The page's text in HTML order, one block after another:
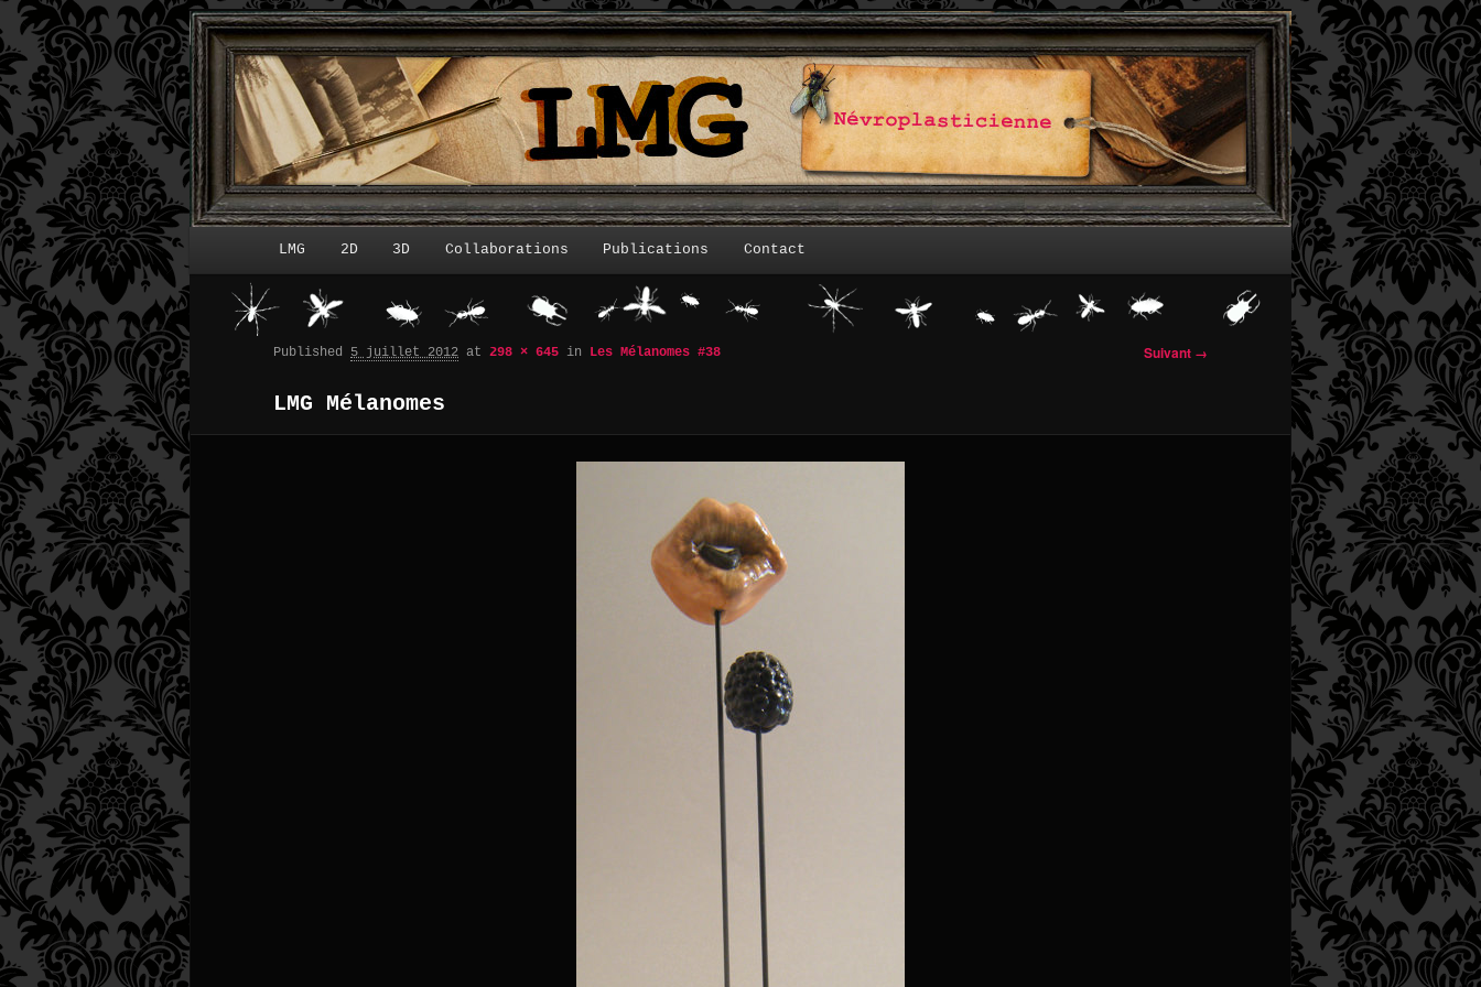
Menu principalLMG 2D 3D Collaborations Publications Contact
Suivant →
LMG Mélanomes
Published 5 juillet 2012 at 298 × 645 in Les Mélanomes #38